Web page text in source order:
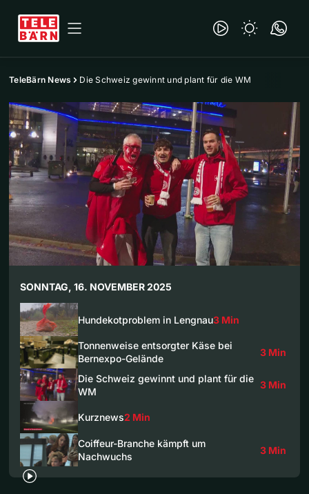
TeleBärn News Die Schweiz gewinnt und plant für die WM
SONNTAG, 16. NOVEMBER 2025
Hundekotproblem in Lengnau3 Min
Tonnenweise entsorgter Käse bei
Bernexpo-Gelände
3 Min
Die Schweiz gewinnt und plant für die
WM
3 Min
Kurznews2 Min
Coiffeur-Branche kämpft um
Nachwuchs
3 Min